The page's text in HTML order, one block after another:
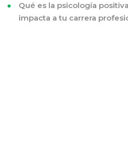
Qué es la psicología
impacta a tu carrera